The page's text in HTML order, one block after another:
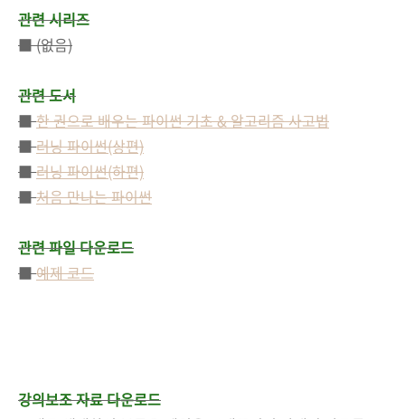
관련 시리즈
■ (없음)
관련 도서
■한 권으로 배우는 파이썬 기초 & 알고리즘 사고법
■러닝 파이썬(상편)
■러닝 파이썬(하편)
■처음 만나는 파이썬
관련 파일 다운로드
■예제 코드
강의보조 자료 다운로드